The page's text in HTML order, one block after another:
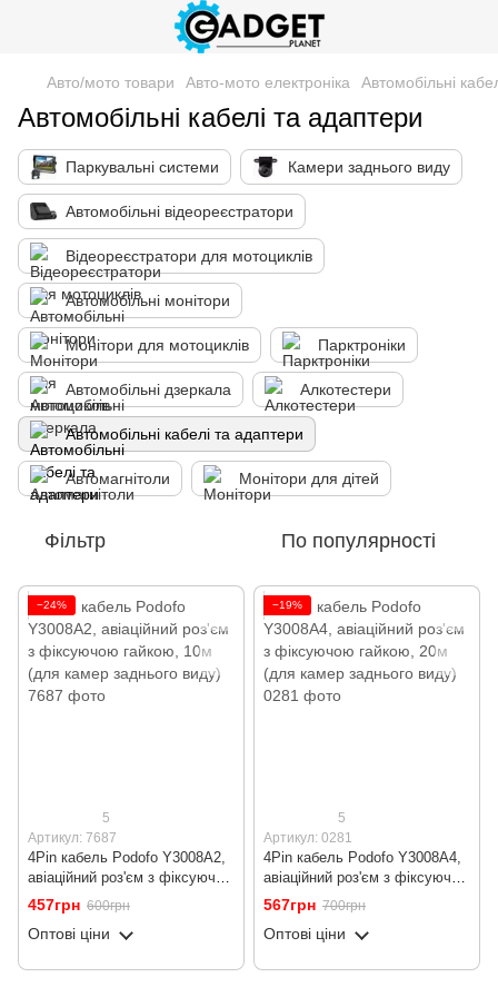
Авто/мото товари Авто-мото електроніка Автомобільні
Автомобільні кабелі та адаптери
Паркувальні системи Камери заднього виду
Автомобільні відеореєстратори
Відеореєстратори для мотоциклів
Автомобільні монітори
Монітори для мотоциклів Парктроніки
Автомобільні дзеркала Алкотестери
Автомобільні кабелі та адаптери
Автомагнітоли Монітори для дітей
Фільтр По популярності
−24%
5
Артикул: 7687
4Pin кабель Podofo Y3008A2,
авіаційний роз'єм з фіксуючою
гайкою, 10м (для камер
заднього виду)
457грн 600грн
Оптові ціни
−19%
5
Артикул: 0281
4Pin кабель Podofo Y3008A4,
авіаційний роз'єм з фіксуючою
гайкою, 20м (для камер
заднього виду)
567грн 700грн
Оптові ціни